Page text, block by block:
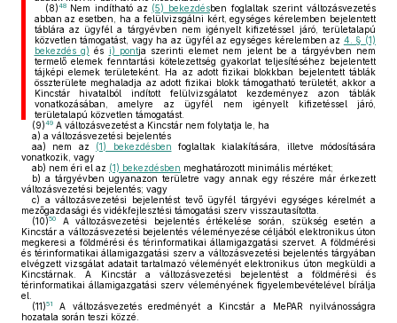
(8)48Nem indítható az (5) bekezdésben foglaltak szerint változásvezetés
abban az esetben, ha a felülvizsgálni kért, egységes kérelemben bejelentett
táblára az ügyfél a tárgyévben nem igényelt kifizetéssel járó, területalapú
közvetlen támogatást, vagy ha az ügyfél az egységes kérelemben az 4. § (1)
bekezdés g) és i) pontja szerinti elemet nem jelent be a tárgyévben nem
termelő elemek fenntartási kötelezettség gyakorlat teljesítéséhez bejelentett
tájképi elemek területeként. Ha az adott fizikai blokkban bejelentett táblák
összterülete meghaladja az adott fizikai blokk támogatható területét, akkor a
Kincstár hivatalból indított felülvizsgálatot kezdeményez azon táblák
vonatkozásában, amelyre az ügyfél nem igényelt kifizetéssel járó,
területalapú közvetlen támogatást.
(9)49 A változásvezetést a Kincstár nem folytatja le, ha
a) a változásvezetési bejelentés
aa) nem az (1) bekezdésben foglaltak kialakítására, illetve módosítására
vonatkozik, vagy
ab) nem éri el az (1) bekezdésben meghatározott minimális mértéket;
b) a tárgyévben ugyanazon területre vagy annak egy részére már érkezett
változásvezetési bejelentés; vagy
c) a változásvezetési bejelentést tevő ügyfél tárgyévi egységes kérelmét a
mezőgazdasági és vidékfejlesztési támogatási szerv visszautasította.
(10)50
A változásvezetési bejelentés értékelése során, szükség esetén a
Kincstár a változásvezetési bejelentés véleményezése céljából elektronikus úton
megkeresi a földmérési és térinformatikai államigazgatási szervet. A földmérési
és térinformatikai államigazgatási szerv a változásvezetési bejelentés tárgyában
elvégzett vizsgálat adatait tartalmazó véleményét elektronikus úton megküldi a
Kincstárnak. A Kincstár a változásvezetési bejelentést a földmérési és
térinformatikai államigazgatási szerv véleményének figyelembevételével bírálja
el.
(11)51
A változásvezetés eredményét a Kincstár a MePAR nyilvánosságra
hozatala során teszi közzé.